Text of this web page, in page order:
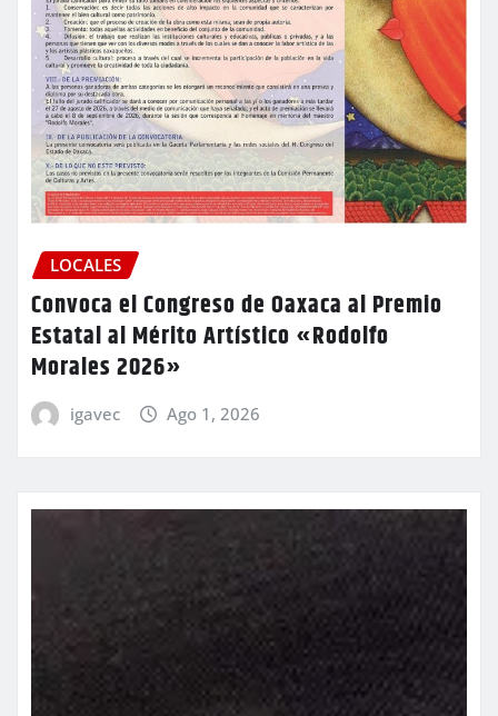
LOCALES
Convoca el Congreso de Oaxaca al Premio
Estatal al Mérito Artístico «Rodolfo
Morales 2026»
igavec Ago 1, 2026